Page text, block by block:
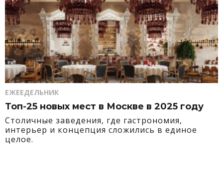
ЕЖЕЕДЕЛЬНИК
Топ-25 новых мест в Москве в 2025 году
Столичные заведения, где гастрономия,
интерьер и концепция сложились в единое
целое.